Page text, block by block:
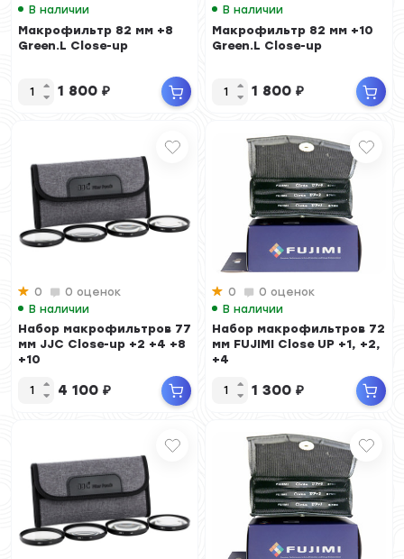
В наличии
Макрофильтр 82 мм +8
Green.L Close-up
1 800 ₽
В наличии
Макрофильтр 82 мм +10
Green.L Close-up
1 800 ₽
0
0 оценок
В наличии
Набор макрофильтров 77
мм JJC Close-up +2 +4 +8
+10
4 100 ₽
0
0 оценок
В наличии
Набор макрофильтров 72
мм FUJIMI Close UP +1, +2,
+4
1 300 ₽